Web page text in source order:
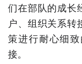
们在部队的成长
户、组织关系转
策进行耐心细
接。